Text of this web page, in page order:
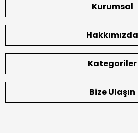
Kurumsal
Hakkımızda
Kategoriler
Bize Ulaşın